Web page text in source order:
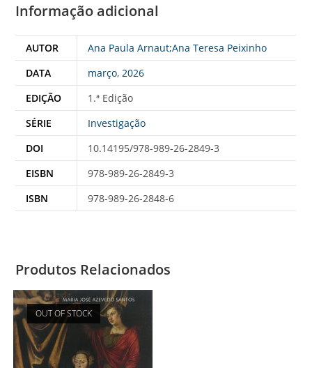
Informação adicional
AUTOR
Ana Paula Arnaut;Ana Teresa Peixinho
DATA
março, 2026
EDIÇÃO
1.ª Edição
SÉRIE
Investigação
DOI
10.14195/978-989-26-2849-3
EISBN
978-989-26-2849-3
ISBN
978-989-26-2848-6
Produtos Relacionados
OUT OF STOCK